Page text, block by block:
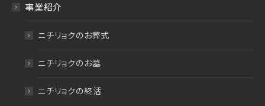
事業紹介
ニチリョクのお葬式
ニチリョクのお墓
ニチリョクの終活